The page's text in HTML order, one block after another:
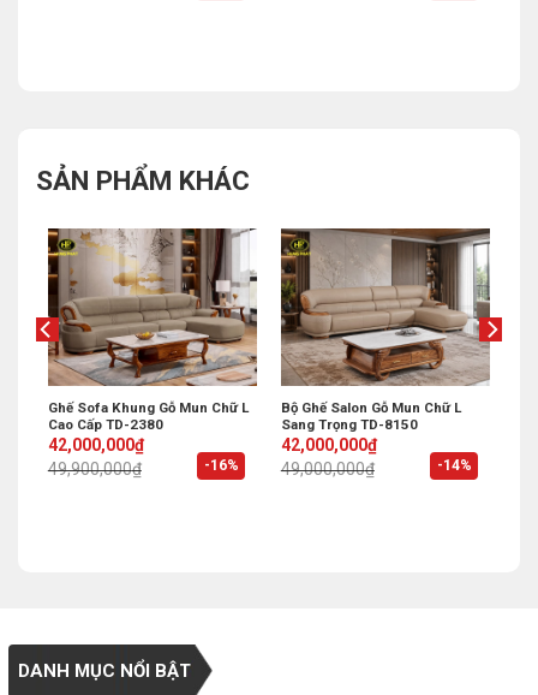
SẢN PHẨM KHÁC
-16%
Ghế Sofa Khung Gỗ Mun Chữ L
Cao Cấp TD-2380
49,900,000₫
Original
price
was:
42,000,000₫
Current
price
is:
-14%
Bộ Ghế Salon Gỗ Mun Chữ L
Sang Trọng TD-8150
49,000,000₫
Original
price
was:
42,000,000₫
Current
price
is:
DANH MỤC NỔI BẬT